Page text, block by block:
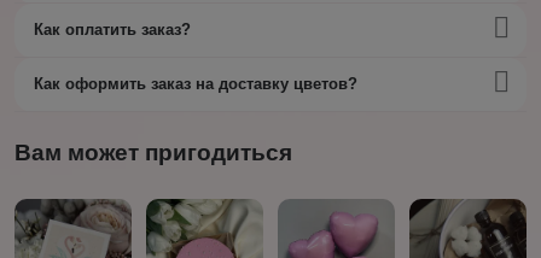
Как оплатить заказ?
Как оформить заказ на доставку цветов?
Вам может пригодиться